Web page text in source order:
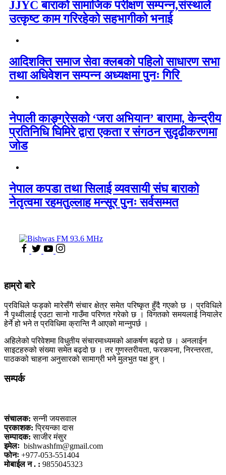
JJYC बाराको सामाजिक परीक्षण सम्पन्न,संस्थाले
उत्कृष्ट काम गरिरहेको सहभागीको भनाई
आदिशक्ति समाज सेवा क्लबको पहिलो साधारण सभा
तथा अधिवेशन सम्पन्न अध्यक्षमा पुनः गिरि
नेपाली काङ्ग्रेसको ‘जरा अभियान’ बारामा, केन्द्रीय
प्रतिनिधि घिमिरे द्वारा एकता र संगठन सुदृढीकरणमा
जोड
नेपाल कपडा तथा सिलाई व्यवसायी संघ बाराको
नेतृत्वमा रहमतुल्लाह मन्सूर पुनः सर्वसम्मत
हाम्रो बारे
प्रविधिले फड्को मारेसँगै संचार क्षेत्र समेत परिष्कृत हुँदै गएको छ । प्रविधिले
नै पृथ्वीलाई एउटा सानो गाउँमा परिणत गरेको छ । विगतको समयलाई नियालेर
हेर्ने हो भने त प्रविधिमा क्रान्ति नै आएको मान्नुपर्छ ।
अहिलेको परिवेशमा विधुतीय संचारमाध्यमको आकर्षण बढ्दो छ । अनलाईन
साइटहरुको संख्या समेत बढ्दो छ । तर गुणस्तरीयता, फरकपना, निरन्तरता,
पाठकको चाहना अनुसारको सामाग्री भने मुलभुत पक्ष हुन् ।
सम्पर्क
संचालक: सन्नी जयसवाल
प्रकाशक: प्रियन्का दास
सम्पादक: साजीर मंसुर
इमेलः bishwashfm@gmail.com
फोनः +977-053-551404
मोबाईल न . : 9855045323